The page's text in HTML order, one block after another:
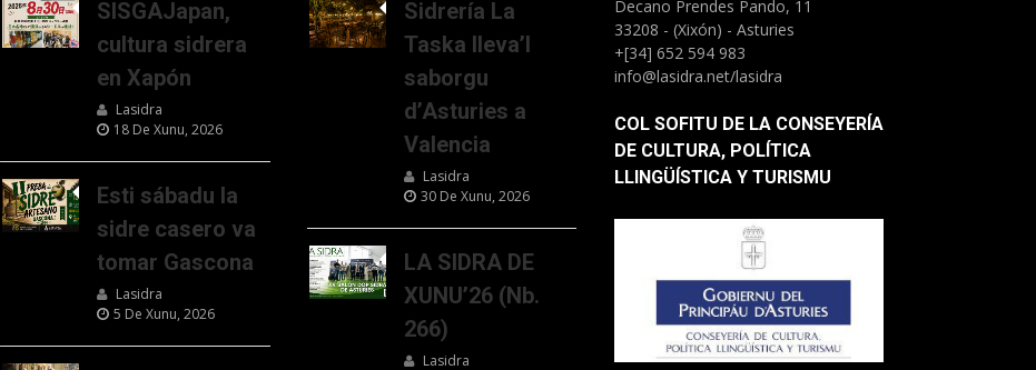
SISGAJapan,
cultura sidrera
en Xapón
Lasidra
18 De Xunu, 2026
Esti sábadu la
sidre casero va
tomar Gascona
Lasidra
5 De Xunu, 2026
Sidrería La
Taska lleva’l
saborgu
d’Asturies a
Valencia
Lasidra
30 De Xunu, 2026
LA SIDRA DE
XUNU’26 (Nb.
266)
Lasidra
Decano Prendes Pando, 11
33208 - (Xixón) - Asturies
+[34] 652 594 983
info@lasidra.net/lasidra
COL SOFITU DE LA CONSEYERÍA
DE CULTURA, POLÍTICA
LLINGÜÍSTICA Y TURISMU